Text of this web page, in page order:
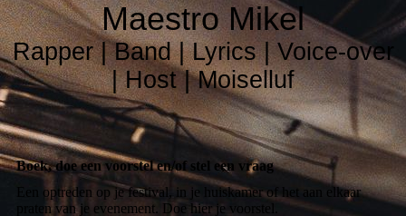
Maestro Mikel
Rapper | Band | Lyrics | Voice-over
| Host | Moiselluf
Boek, doe een voorstel en/of stel een vraag
Een optreden op je festival, in je huiskamer of het aan elkaar
praten van je evenement. Doe hier je voorstel.